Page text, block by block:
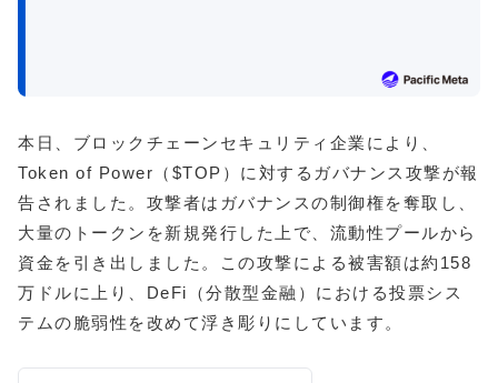
本日、ブロックチェーンセキュリティ企業により、
Token of Power（$TOP）に対するガバナンス攻撃が報
告されました。攻撃者はガバナンスの制御権を奪取し、
大量のトークンを新規発行した上で、流動性プールから
資金を引き出しました。この攻撃による被害額は約158
万ドルに上り、DeFi（分散型金融）における投票シス
テムの脆弱性を改めて浮き彫りにしています。